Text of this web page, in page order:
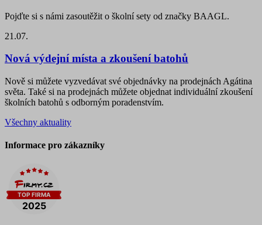
Pojďte si s námi zasoutěžit o školní sety od značky BAAGL.
21.07.
Nová výdejní místa a zkoušení batohů
Nově si můžete vyzvedávat své objednávky na prodejnách Agátina
světa. Také si na prodejnách můžete objednat individuální zkoušení
školních batohů s odborným poradenstvím.
Všechny aktuality
Informace pro zákazníky